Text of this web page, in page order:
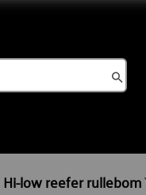
Hi-low reefer rullebom